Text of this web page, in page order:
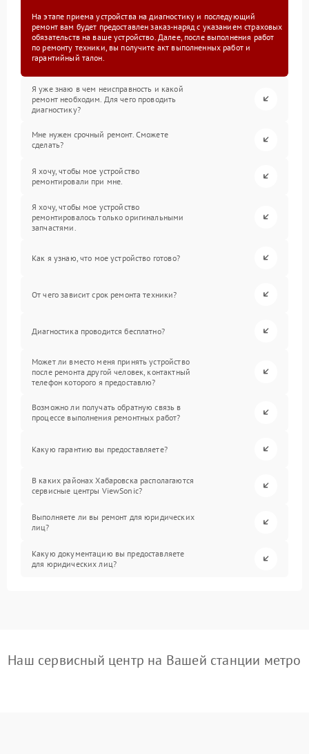
На этапе приема устройства на диагностику и последующий
ремонт вам будет предоставлен заказ-наряд с указанием страховых
обязательств на ваше устройство. Далее, после выполнения работ
по ремонту техники, вы получите акт выполненных работ и
гарантийный талон.
Я уже знаю в чем неисправность и какой
ремонт необходим. Для чего проводить
диагностику?
Мне нужен срочный ремонт. Сможете
сделать?
Я хочу, чтобы мое устройство
ремонтировали при мне.
Я хочу, чтобы мое устройство
ремонтировалось только оригинальными
запчастями.
Как я узнаю, что мое устройство готово?
От чего зависит срок ремонта техники?
Диагностика проводится бесплатно?
Может ли вместо меня принять устройство
после ремонта другой человек, контактный
телефон которого я предоставлю?
Возможно ли получать обратную связь в
процессе выполнения ремонтных работ?
Какую гарантию вы предоставляете?
В каких районах Хабаровска располагаются
сервисные центры ViewSonic?
Выполняете ли вы ремонт для юридических
лиц?
Какую документацию вы предоставляете
для юридических лиц?
Наш сервисный центр на Вашей станции метро